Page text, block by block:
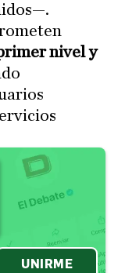
nivel y
UNIRME